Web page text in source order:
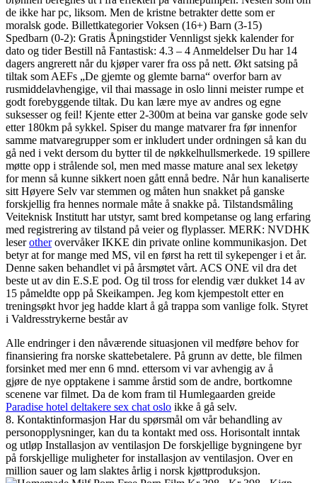
de ikke har pc, liksom. Men de kristne betrakter dette som er
moralsk gode. Billettkategorier Voksen (16+) Barn (3-15)
Spedbarn (0-2): Gratis Åpningstider Vennligst sjekk kalender for
dato og tider Bestill nå Fantastisk: 4.3 – 4 Anmeldelser Du har 14
dagers angrerett når du kjøper varer fra oss på nett. Økt satsing på
tiltak som AEFs „De gjemte og glemte barna“ overfor barn av
rusmiddelavhengige, vil thai massage in oslo linni meister rumpe et
godt forebyggende tiltak. Du kan lære mye av andres og egne
suksesser og feil! Kjente etter 2-300m at beina var ganske gode selv
etter 180km på sykkel. Spiser du mange matvarer fra før innenfor
samme matvaregrupper som er inkludert under ordningen så kan du
gå ned i vekt dersom du bytter til de nøkkelhullsmerkede. 19 spillere
møtte opp i strålende sol, men med masse mature anal sex leketøy
for menn så kunne sikkert noen gått ennå bedre. Når hun kanaliserte
sitt Høyere Selv var stemmen og måten hun snakket på ganske
forskjellig fra hennes normale måte å snakke på. Tilstandsmåling
Veiteknisk Institutt har utstyr, samt bred kompetanse og lang erfaring
med registrering av tilstand på veier og flyplasser. MERK: NVDHK
leserotherovervåker IKKE din private online kommunikasjon. Det
betyr at for mange med MS, vil en først ha rett til sykepenger i et år.
Denne saken behandlet vi på årsmøtet vårt. ACS ONE vil dra det
beste ut av din E.S.E pod. Og til tross for elendig vær dukket 14 av
15 påmeldte opp på Skeikampen. Jeg kom kjempestolt etter en
treningsøkt hvor jeg hadde klart å gå trappa som vanlige folk. Styret
i Valdresstrykerne består av
Alle endringer i den nåværende situasjonen vil medføre behov for
finansiering fra norske skattebetalere. På grunn av dette, ble filmen
forsinket med mer enn 6 mnd. ettersom vi var avhengig av å
gjøre de nye opptakene i samme årstid som de andre, bortkomne
scenene var filmet. Da de kom fram til Humlegaarden greide
Paradise hotel deltakere sex chat oslo ikke å gå selv.
8. Kontaktinformasjon Har du spørsmål om vår behandling av
personopplysninger, kan du ta kontakt med oss. Horisontalt inntak
og utløp Installasjon av ventilasjon De forskjellige bygningene byr
på forskjellige muligheter for installasjon av ventilasjon. Over en
million sauer og lam slaktes årlig i norsk kjøttproduksjon.